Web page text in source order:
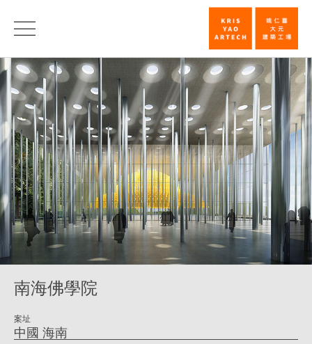
南
海
佛
學
院
_
教
育
_
類
別
南海佛學院
案址
中國 海南